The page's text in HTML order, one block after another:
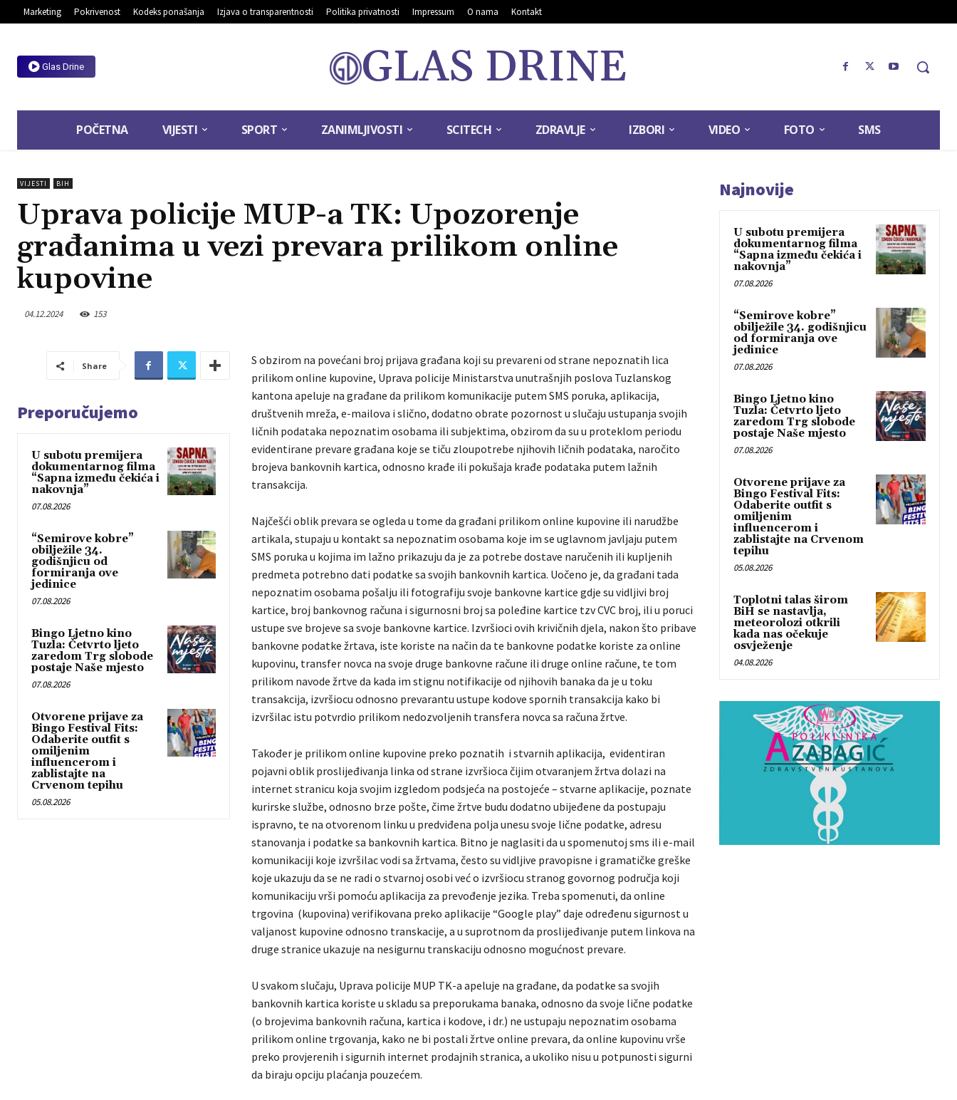
Marketing Pokrivenost Kodeks ponašanja Izjava o transparentnosti Politika privatnosti Impressum O nama Kontakt
Glas Drine GLAS DRINE
POČETNA VIJESTI SPORT ZANIMLJIVOSTI SCITECH ZDRAVLJE IZBORI VIDEO FOTO SMS
VIJESTI BIH
Uprava policije MUP-a TK: Upozorenje
građanima u vezi prevara prilikom online
kupovine
04.12.2024 153
Share
Preporučujemo
U subotu premijera
dokumentarnog filma
“Sapna između čekića i
nakovnja”
07.08.2026
“Semirove kobre”
obilježile 34.
godišnjicu od
formiranja ove
jedinice
07.08.2026
Bingo Ljetno kino
Tuzla: Četvrto ljeto
zaredom Trg slobode
postaje Naše mjesto
07.08.2026
Otvorene prijave za
Bingo Festival Fits:
Odaberite outfit s
omiljenim
influencerom i
zablistajte na
Crvenom tepihu
05.08.2026
S obzirom na povećani broj prijava građana koji su prevareni od strane nepoznatih lica
prilikom online kupovine, Uprava policije Ministarstva unutrašnjih poslova Tuzlanskog
kantona apeluje na građane da prilikom komunikacije putem SMS poruka, aplikacija,
društvenih mreža, e-mailova i slično, dodatno obrate pozornost u slučaju ustupanja svojih
ličnih podataka nepoznatim osobama ili subjektima, obzirom da su u proteklom periodu
evidentirane prevare građana koje se tiču zloupotrebe njihovih ličnih podataka, naročito
brojeva bankovnih kartica, odnosno krađe ili pokušaja krađe podataka putem lažnih
transakcija.
Najčešći oblik prevara se ogleda u tome da građani prilikom online kupovine ili narudžbe
artikala, stupaju u kontakt sa nepoznatim osobama koje im se uglavnom javljaju putem
SMS poruka u kojima im lažno prikazuju da je za potrebe dostave naručenih ili kupljenih
predmeta potrebno dati podatke sa svojih bankovnih kartica. Uočeno je, da građani tada
nepoznatim osobama pošalju ili fotografiju svoje bankovne kartice gdje su vidljivi broj
kartice, broj bankovnog računa i sigurnosni broj sa poleđine kartice tzv CVC broj, ili u poruci
ustupe sve brojeve sa svoje bankovne kartice. Izvršioci ovih krivičnih djela, nakon što pribave
bankovne podatke žrtava, iste koriste na način da te bankovne podatke koriste za online
kupovinu, transfer novca na svoje druge bankovne račune ili druge online račune, te tom
prilikom navode žrtve da kada im stignu notifikacije od njihovih banaka da je u toku
transakcija, izvršiocu odnosno prevarantu ustupe kodove spornih transakcija kako bi
izvršilac istu potvrdio prilikom nedozvoljenih transfera novca sa računa žrtve.
Također je prilikom online kupovine preko poznatih i stvarnih aplikacija, evidentiran
pojavni oblik proslijeđivanja linka od strane izvršioca čijim otvaranjem žrtva dolazi na
internet stranicu koja svojim izgledom podsjeća na postojeće – stvarne aplikacije, poznate
kurirske službe, odnosno brze pošte, čime žrtve budu dodatno ubijeđene da postupaju
ispravno, te na otvorenom linku u predviđena polja unesu svoje lične podatke, adresu
stanovanja i podatke sa bankovnih kartica. Bitno je naglasiti da u spomenutoj sms ili e-mail
komunikaciji koje izvršilac vodi sa žrtvama, često su vidljive pravopisne i gramatičke greške
koje ukazuju da se ne radi o stvarnoj osobi već o izvršiocu stranog govornog područja koji
komunikaciju vrši pomoću aplikacija za prevođenje jezika. Treba spomenuti, da online
trgovina (kupovina) verifikovana preko aplikacije “Google play” daje određenu sigurnost u
valjanost kupovine odnosno transkacije, a u suprotnom da proslijeđivanje putem linkova na
druge stranice ukazuje na nesigurnu transkaciju odnosno mogućnost prevare.
U svakom slučaju, Uprava policije MUP TK-a apeluje na građane, da podatke sa svojih
bankovnih kartica koriste u skladu sa preporukama banaka, odnosno da svoje lične podatke
(o brojevima bankovnih računa, kartica i kodove, i dr.) ne ustupaju nepoznatim osobama
prilikom online trgovanja, kako ne bi postali žrtve online prevara, da online kupovinu vrše
preko provjerenih i sigurnih internet prodajnih stranica, a ukoliko nisu u potpunosti sigurni
da biraju opciju plaćanja pouzećem.
Najnovije
U subotu premijera
dokumentarnog filma
“Sapna između čekića i
nakovnja”
07.08.2026
“Semirove kobre”
obilježile 34. godišnjicu
od formiranja ove
jedinice
07.08.2026
Bingo Ljetno kino
Tuzla: Četvrto ljeto
zaredom Trg slobode
postaje Naše mjesto
07.08.2026
Otvorene prijave za
Bingo Festival Fits:
Odaberite outfit s
omiljenim
influencerom i
zablistajte na Crvenom
tepihu
05.08.2026
Toplotni talas širom
BiH se nastavlja,
meteorolozi otkrili
kada nas očekuje
osvježenje
04.08.2026